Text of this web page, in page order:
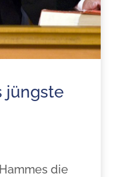
jüngste
die